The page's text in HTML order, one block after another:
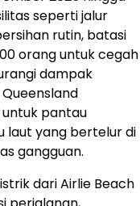
seperti jalur
rutin, batasi
orang untuk cegah
dampak
pantau
laut yang bertelur di
gangguan.
dari Airlie Beach